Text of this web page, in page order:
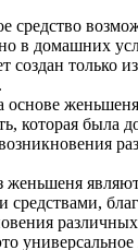
средство
в домашних
создан только
основе
которая была
женьшеня
средствами,
универсальное